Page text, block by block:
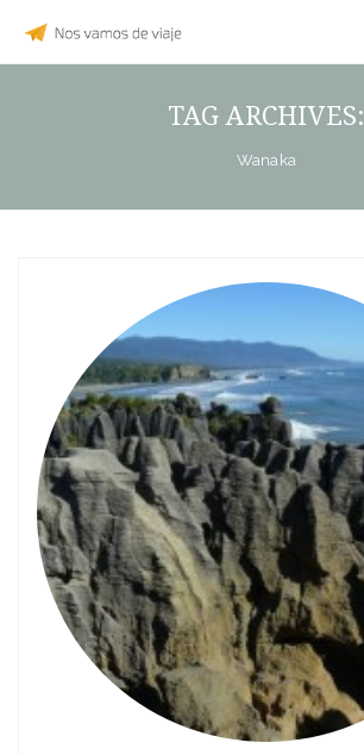
TAG ARCHIVES:
Wanaka